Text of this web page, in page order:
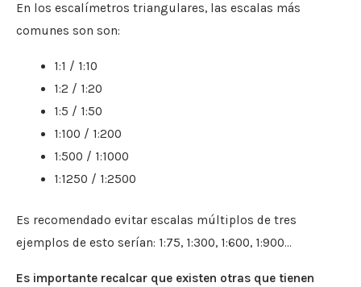
En los escalímetros triangulares, las escalas más
comunes son son:
1:1 / 1:10
1:2 / 1:20
1:5 / 1:50
1:100 / 1:200
1:500 / 1:1000
1:1250 / 1:2500
Es recomendado evitar escalas múltiplos de tres
ejemplos de esto serían: 1:75, 1:300, 1:600, 1:900…
Es importante recalcar que existen otras que tienen